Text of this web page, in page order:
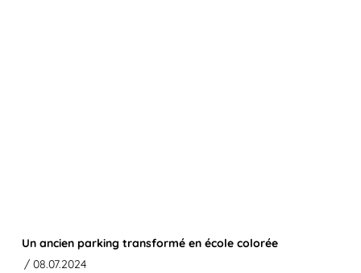
Un ancien parking transformé en école colorée
/ 08.07.2024